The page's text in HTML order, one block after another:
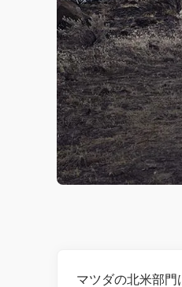
マツダの北米部